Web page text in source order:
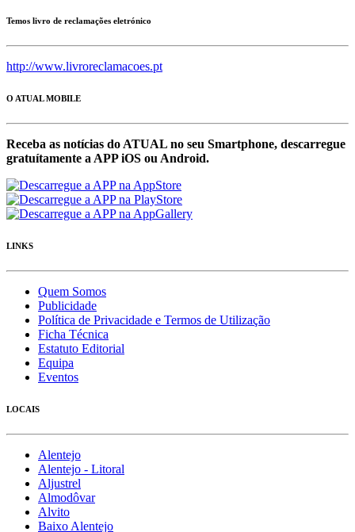
Temos livro de reclamações eletrónico
http://www.livroreclamacoes.pt
O ATUAL MOBILE
Receba as notícias do ATUAL no seu Smartphone, descarregue
gratuítamente a APP iOS ou Android.
LINKS
Quem Somos
Publicidade
Política de Privacidade e Termos de Utilização
Ficha Técnica
Estatuto Editorial
Equipa
Eventos
LOCAIS
Alentejo
Alentejo - Litoral
Aljustrel
Almodôvar
Alvito
Baixo Alentejo